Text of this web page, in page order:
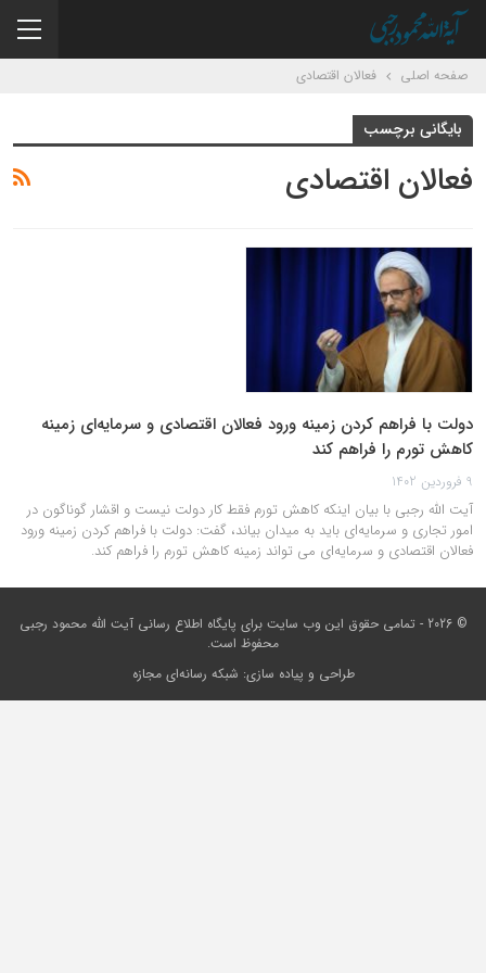
صفحه اصلی فعالان اقتصادی
بایگانی برچسب
فعالان اقتصادی
دولت با فراهم کردن زمینه ورود فعالان اقتصادی و سرمایه‌ای زمینه
کاهش تورم را فراهم کند
9 فروردین 1402
آیت الله رجبی با بیان اینکه کاهش تورم فقط کار دولت نیست و اقشار گوناگون در
امور تجاری و سرمایه‌ای باید به میدان بیاند، گفت: دولت با فراهم کردن زمینه ورود
فعالان اقتصادی و سرمایه‌ای می تواند زمینه کاهش تورم را فراهم کند.
© 2026 - تمامی حقوق این وب سایت برای
پایگاه اطلاع رسانی آیت الله محمود رجبی
محفوظ است.
طراحی و پیاده سازی: شبکه رسانه‌ای مجازه